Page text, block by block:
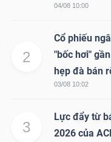
04/08 10:00
2
Cổ phiếu
"bốc hơi"
hẹp đà bán
03/08 10:02
3
Lực đẩy từ
2026 của